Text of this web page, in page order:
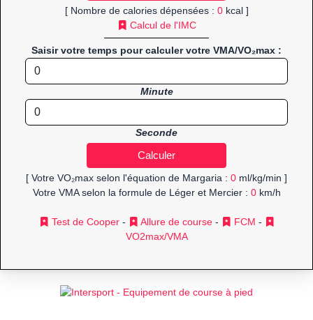
[ Nombre de calories dépensées : 0kcal ]
Calcul de l'IMC
Saisir votre temps pour calculer votre VMA/VO₂max :
Minute
Seconde
[ Votre VO₂max selon l'équation de Margaria : 0 ml/kg/min ]
Votre VMA selon la formule de Léger et Mercier : 0km/h
Test de Cooper- Allure de course- FCM -
VO2max/VMA